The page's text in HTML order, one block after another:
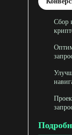
Сбор